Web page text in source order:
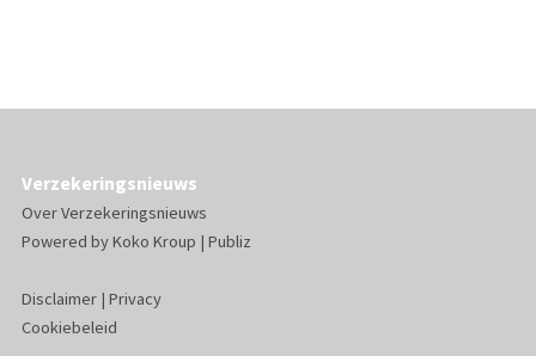
Verzekeringsnieuws
Over Verzekeringsnieuws
Powered byKoko Kroup | Publiz
Disclaimer| Privacy
Cookiebeleid